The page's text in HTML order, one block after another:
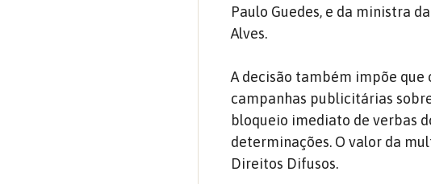
Paulo Guedes, e da ministra
Alves.
A decisão também impõe que
campanhas publicitárias
bloqueio imediato de verbas
determinações. O valor da
Direitos Difusos.